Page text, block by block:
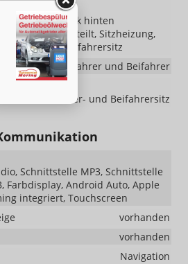
Sitzbank hinten
hinten geteilt, Sitzheizung,
Beifahrersitz
Fahrer und Beifahrer
Fahrer- und Beifahrersitz
Schnittstelle MP3, Schnittstelle
Farbdisplay, Android Auto, Apple
integriert, Touchscreen
vorhanden
vorhanden
Navigation